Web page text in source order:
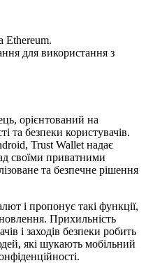
Ethereum.
для використання з
орієнтований на
та безпеки користувачів.
Trust Wallet надає
своїми приватними
та безпечне рішення
і пропонує такі функції,
Прихильність
і заходів безпеки робить
які шукають мобільний